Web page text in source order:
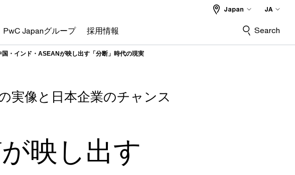
PwC Japanグループ 採用情報
Japan JA
Search
・インド・ASEANが映し出す「分断」時代の現実
実像と日本企業のチャンス
映し出す